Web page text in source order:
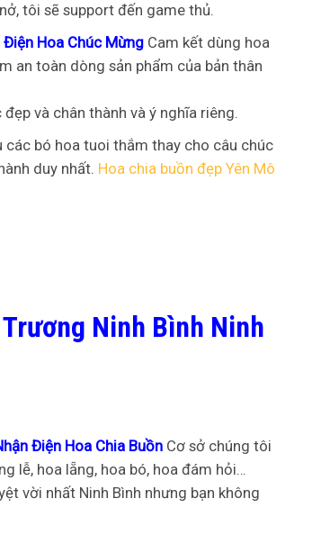
tôi sẽ support đến game thủ.
Điện Hoa Chúc Mừng Cam kết dùng hoa
an toàn dòng sản phẩm của bản thân
và chân thành và ý nghĩa riêng.
bó hoa tuoi thắm thay cho câu chúc
duy nhất. Hoa chia buồn đẹp Yên Mô
Ninh Bình Ninh
Điện Hoa Chia Buồn Cơ sở chúng tôi
lễ, hoa lẵng, hoa bó, hoa đám hỏi…
vời nhất Ninh Bình nhưng bạn không